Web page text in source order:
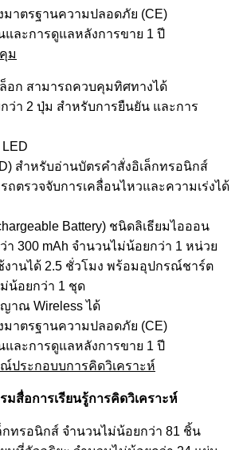
มาตรฐานความปลอดภัย (CE)
และการดูแลหลังการขาย 1 ปี
ม
อก สามารถควบคุมทิศทางได้
ว่า 2 ปุ่ม สำหรับการยืนยัน และการ
สำหรับอ่านบัตรคำสั่งอิเล็กทรอนิกส์
ถตรวจจับการเคลื่อนไหวและความเร่งได้
Battery) ชนิดลิเธียมไอออน
300 mAh จำนวนไม่น้อยกว่า 1 หน่วย
งานได้ 2.5 ชั่วโมง พร้อมอุปกรณ์ชาร์ต
น้อยกว่า 1 ชุด
าณ Wireless ได้
มาตรฐานความปลอดภัย (CE)
และการดูแลหลังการขาย 1 ปี
ประกอบบการคิดวิเคราะห์
สื่อการเรียนรู้การคิดวิเคราะห์
กทรอนิกส์ จำนวนไม่น้อยกว่า 81 ชิ้น